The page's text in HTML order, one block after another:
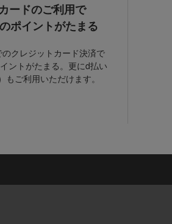
ードのご利用で
ポイントがたまる
クレジットカード決済で
ントがたまる。更にd払い
もご利用いただけます。